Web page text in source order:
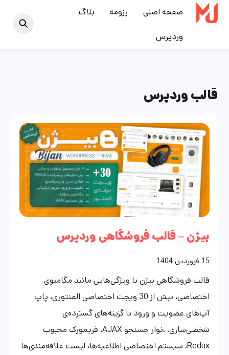
Skip
صفحه اصلی رزومه بلاگ
وردپرس
قالب وردپرس
بیژن – قالب فروشگاهی وردپرس
15 فروردین 1404
قالب فروشگاهی بیژن با ویژگی‌هایی مانند مگامنوی
اختصاصی، بیش از 30 ویجت اختصاصی المنتوری، پاپ
آپ‌های عضویت و ورود با گزینه‌های گسترده‌ی
شخصی‌سازی، ،نوار جستجو AJAX، فریمورک محبوب
Redux، سیستم اختصاصی اطلاعیه‌ها، لیست علاقه‌مندی‌ها